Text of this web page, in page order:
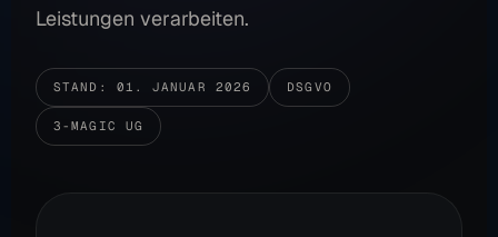
Leistungen verarbeiten.
STAND: 01. JANUAR 2026 DSGVO
3-MAGIC UG